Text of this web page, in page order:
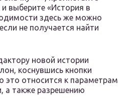
выберите «История в
здесь же можно
не получается найти
новой истории
коснувшись кнопки
это относится к параметрам
а также разрешению